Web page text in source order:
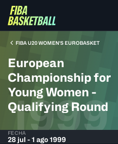
FIBA U20 WOMEN'S EUROBASKET
European
Championship for
Young Women -
Qualifying Round
1999
FECHA
28 jul - 1 ago 1999